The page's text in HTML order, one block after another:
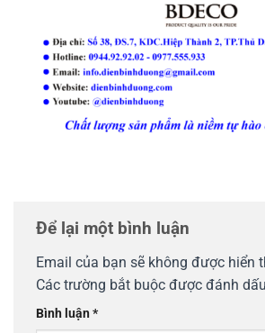
Để lại một bình luận
Email của bạn sẽ không được hiển
Các trường bắt buộc được đánh dấu
Bình luận*